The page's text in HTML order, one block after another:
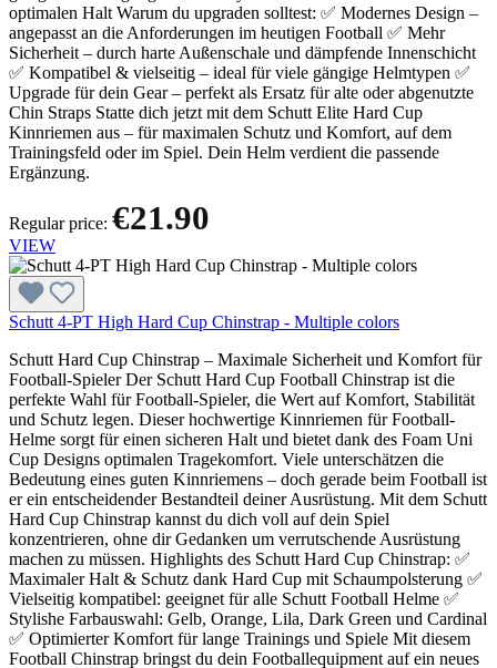
optimalen Halt Warum du upgraden solltest: ✅ Modernes Design –
angepasst an die Anforderungen im heutigen Football ✅ Mehr
Sicherheit – durch harte Außenschale und dämpfende Innenschicht
✅ Kompatibel & vielseitig – ideal für viele gängige Helmtypen ✅
Upgrade für dein Gear – perfekt als Ersatz für alte oder abgenutzte
Chin Straps Statte dich jetzt mit dem Schutt Elite Hard Cup
Kinnriemen aus – für maximalen Schutz und Komfort, auf dem
Trainingsfeld oder im Spiel. Dein Helm verdient die passende
Ergänzung.
Regular price: €21.90
VIEW
Schutt 4-PT High Hard Cup Chinstrap - Multiple colors
Schutt Hard Cup Chinstrap – Maximale Sicherheit und Komfort für
Football-Spieler Der Schutt Hard Cup Football Chinstrap ist die
perfekte Wahl für Football-Spieler, die Wert auf Komfort, Stabilität
und Schutz legen. Dieser hochwertige Kinnriemen für Football-
Helme sorgt für einen sicheren Halt und bietet dank des Foam Uni
Cup Designs optimalen Tragekomfort. Viele unterschätzen die
Bedeutung eines guten Kinnriemens – doch gerade beim Football ist
er ein entscheidender Bestandteil deiner Ausrüstung. Mit dem Schutt
Hard Cup Chinstrap kannst du dich voll auf dein Spiel
konzentrieren, ohne dir Gedanken um verrutschende Ausrüstung
machen zu müssen. Highlights des Schutt Hard Cup Chinstrap: ✅
Maximaler Halt & Schutz dank Hard Cup mit Schaumpolsterung ✅
Vielseitig kompatibel: geeignet für alle Schutt Football Helme ✅
Stylishe Farbauswahl: Gelb, Orange, Lila, Dark Green und Cardinal
✅ Optimierter Komfort für lange Trainings und Spiele Mit diesem
Football Chinstrap bringst du dein Footballequipment auf ein neues